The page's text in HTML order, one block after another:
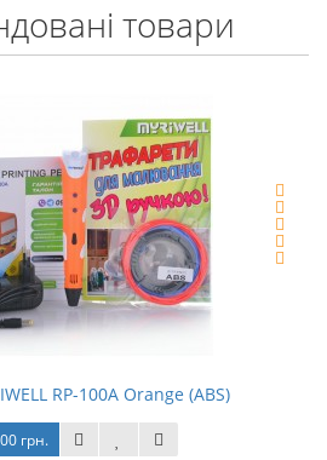
товари
RP-100A Orange (ABS)
грн.